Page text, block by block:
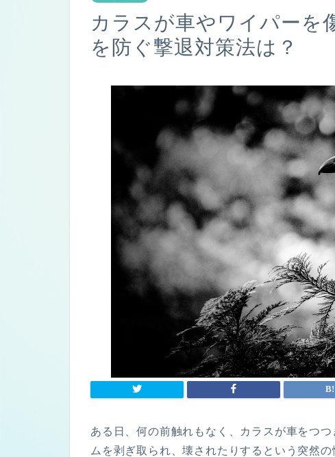
カラスが車やワイパーを
を防ぐ撃退対策法は？
ある日、何の前触れもなく、カラスが車をつ
ムを剥ぎ取られ、壊されたりするという突然の